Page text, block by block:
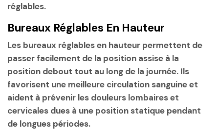
réglables.
Bureaux Réglables En Hauteur
Les bureaux réglables en hauteur permettent de
passer facilement de la position assise à la
position debout tout au long de la journée. Ils
favorisent une meilleure circulation sanguine et
aident à prévenir les douleurs lombaires et
cervicales dues à une position statique pendant
de longues périodes.